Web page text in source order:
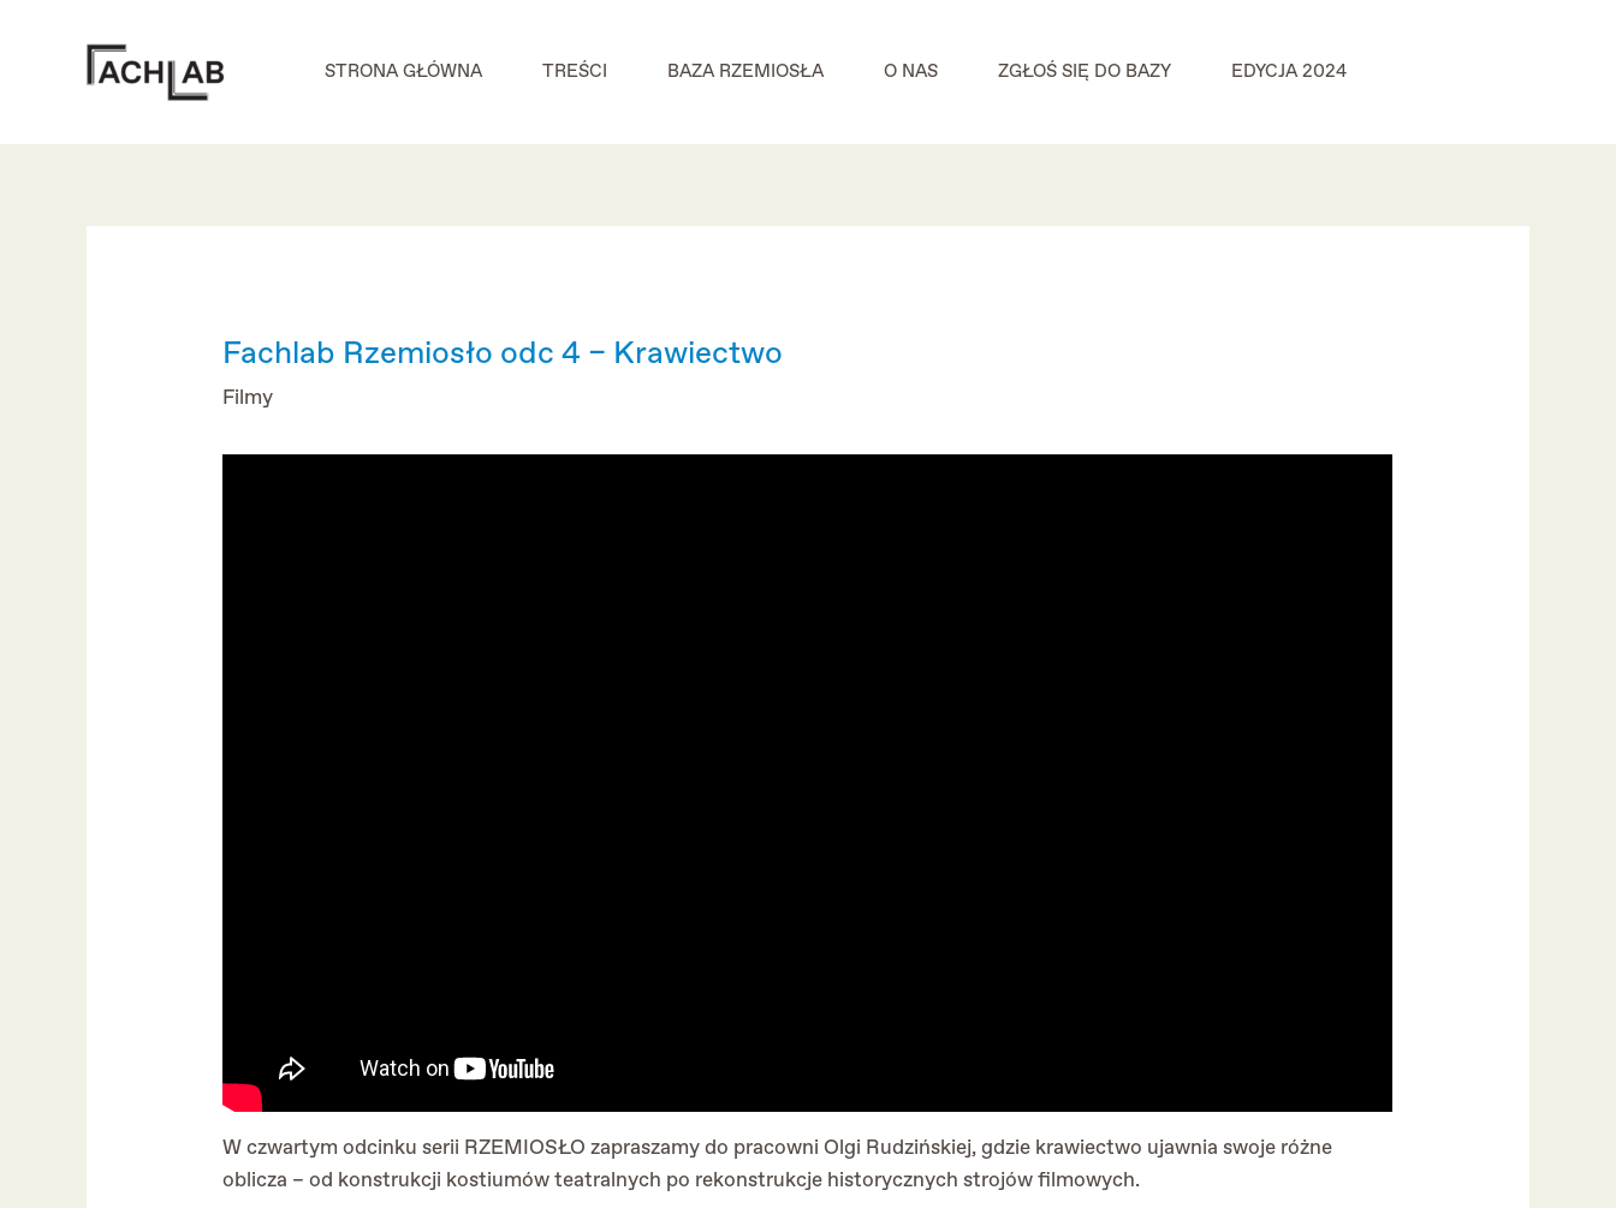
STRONA GŁÓWNA TREŚCI BAZA RZEMIOSŁA O NAS ZGŁOŚ SIĘ DO BAZY EDYCJA 2024
Fachlab Rzemiosło odc 4 – Krawiectwo
Filmy
W czwartym odcinku serii RZEMIOSŁO zapraszamy do pracowni Olgi Rudzińskiej, gdzie krawiectwo ujawnia swoje różne
oblicza – od konstrukcji kostiumów teatralnych po rekonstrukcje historycznych strojów filmowych.